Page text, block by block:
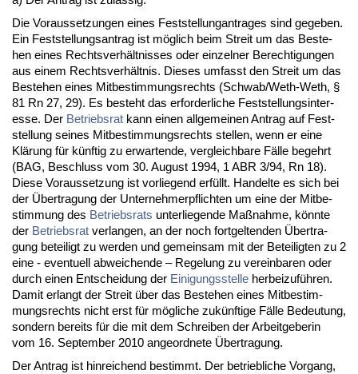
Die Vor­aus­set­zun­gen ei­nes Fest­stel­lun­g­an­tra­ges sind ge­ge­ben.
Ein Fest­stel­lungs­an­trag ist möglich beim Streit um das Be­ste­
hen ei­nes Rechts­verhält­nis­ses oder ein­zel­ner Be­rech­ti­gun­gen
aus ei­nem Rechts­verhält­nis. Die­ses um­fasst den Streit um das
Be­ste­hen ei­nes Mit­be­stim­mungs­rechts (Schwab/Weth-Weth, §
81 Rn 27, 29). Es be­steht das er­for­der­li­che Fest­stel­lungs­in­ter­
es­se. Der Be­triebs­rat kann ei­nen all­ge­mei­nen An­trag auf Fest­
stel­lung sei­nes Mit­be­stim­mungs­rechts stel­len, wenn er ei­ne
Klärung für künf­tig zu er­war­ten­de, ver­gleich­ba­re Fälle be­gehrt
(BAG, Be­schluss vom 30. Au­gust 1994, 1 ABR 3/94, Rn 18).
Die­se Vor­aus­set­zung ist vor­lie­gend erfüllt. Han­del­te es sich bei
der Über­tra­gung der Un­ter­neh­mer­pflich­ten um ei­ne der Mit­be­
stim­mung des Be­triebs­rats un­ter­lie­gen­de Maßnah­me, könn­te
der Be­triebs­rat ver­lan­gen, an der noch fort­gel­ten­den Über­tra­
gung be­tei­ligt zu wer­den und ge­mein­sam mit der Be­tei­lig­ten zu 2
ei­ne - even­tu­ell ab­wei­chen­de – Re­ge­lung zu ver­ein­ba­ren oder
durch ei­nen Ent­schei­dung der Ei­ni­gungs­stel­le her­bei­zuführen.
Da­mit er­langt der Streit über das Be­ste­hen ei­nes Mit­be­stim­
mungs­rechts nicht erst für mögli­che zukünf­ti­ge Fälle Be­deu­tung,
son­dern be­reits für die mit dem Schrei­ben der Ar­beit­ge­be­rin
vom 16. Sep­tem­ber 2010 an­ge­ord­ne­te Über­tra­gung.
Der An­trag ist hin­rei­chend be­stimmt. Der be­trieb­li­che Vor­gang,